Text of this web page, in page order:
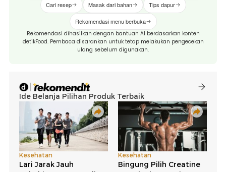
Cari resep Masak dari bahan Tips dapur
Rekomendasi menu berbuka
Rekomendasi dihasilkan dengan bantuan AI berdasarkan konten
detikFood. Pembaca disarankan untuk tetap melakukan pengecekan
ulang sebelum digunakan.